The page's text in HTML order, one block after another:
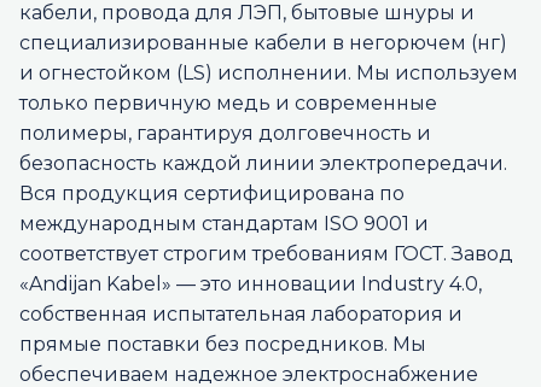
кабели, провода для ЛЭП, бытовые шнуры и
специализированные кабели в негорючем (нг)
и огнестойком (LS) исполнении. Мы используем
только первичную медь и современные
полимеры, гарантируя долговечность и
безопасность каждой линии электропередачи.
Вся продукция сертифицирована по
международным стандартам ISO 9001 и
соответствует строгим требованиям ГОСТ. Завод
«Andijan Kabel» — это инновации Industry 4.0,
собственная испытательная лаборатория и
прямые поставки без посредников. Мы
обеспечиваем надежное электроснабжение